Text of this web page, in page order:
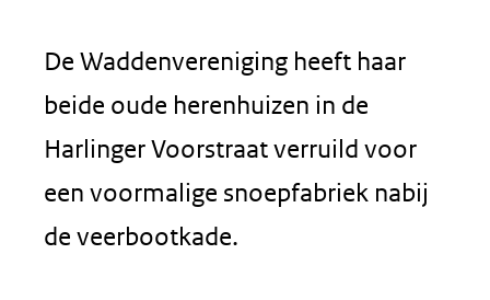
De Waddenvereniging heeft haar
beide oude herenhuizen in de
Harlinger Voorstraat verruild voor
een voormalige snoepfabriek nabij
de veerbootkade.